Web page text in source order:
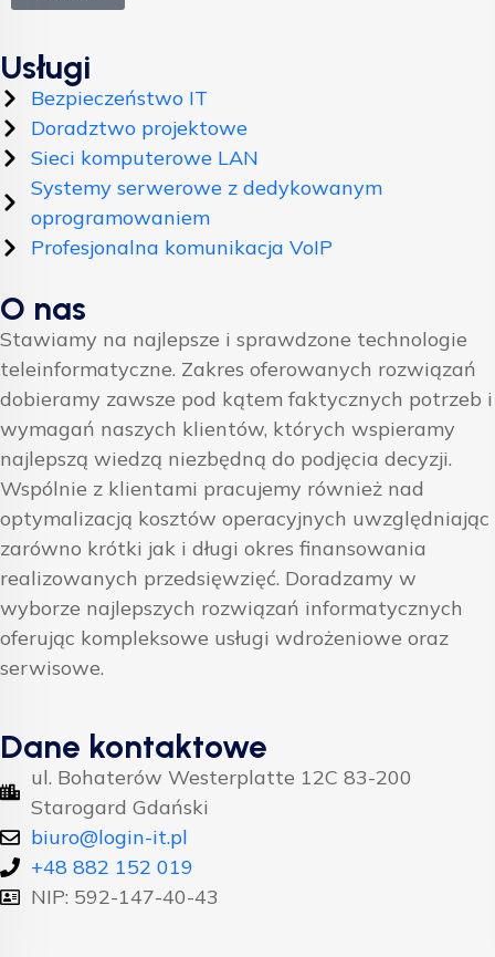
Usługi
Bezpieczeństwo IT
Doradztwo projektowe
Sieci komputerowe LAN
Systemy serwerowe z dedykowanym
oprogramowaniem
Profesjonalna komunikacja VoIP
O nas
Stawiamy na najlepsze i sprawdzone technologie
teleinformatyczne. Zakres oferowanych rozwiązań
dobieramy zawsze pod kątem faktycznych potrzeb i
wymagań naszych klientów, których wspieramy
najlepszą wiedzą niezbędną do podjęcia decyzji.
Wspólnie z klientami pracujemy również nad
optymalizacją kosztów operacyjnych uwzględniając
zarówno krótki jak i długi okres finansowania
realizowanych przedsięwzięć. Doradzamy w
wyborze najlepszych rozwiązań informatycznych
oferując kompleksowe usługi wdrożeniowe oraz
serwisowe.
Dane kontaktowe
ul. Bohaterów Westerplatte 12C 83-200
Starogard Gdański
biuro@login-it.pl
+48 882 152 019
NIP: 592-147-40-43